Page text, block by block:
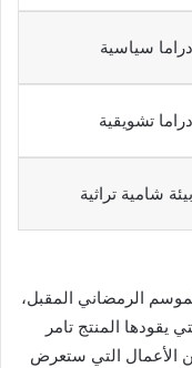
دراما سياسية
دراما تشويقية
بيئة شامية تراثية
الرمضاني المقبل،
يقودها المنتج تامر
التي ستعرض